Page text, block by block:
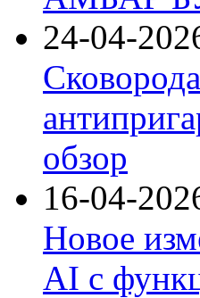
24-04-
обзор
16-04-
Новое
AI с